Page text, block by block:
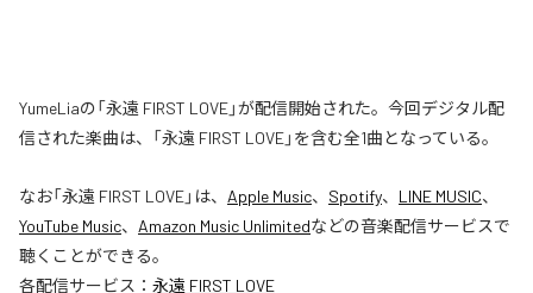
YumeLiaの「永遠 FIRST LOVE」が配信開始された。今回デジタル配
信された楽曲は、「永遠 FIRST LOVE」を含む全1曲となっている。
なお「永遠 FIRST LOVE」は、 Apple Music、 Spotify、 LINE MUSIC、
YouTube Music、 Amazon Music Unlimitedなどの音楽配信サービスで
聴くことができる。
各配信サービス： 永遠 FIRST LOVE